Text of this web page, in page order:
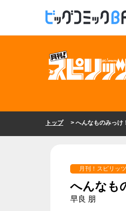
トップ> へんなものみっけ
月刊！スピリッツ
へんなも
早良 朋